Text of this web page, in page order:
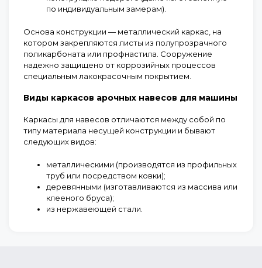
по индивидуальным замерам).
Основа конструкции — металлический каркас, на
котором закрепляются листы из полупрозрачного
поликарбоната или профнастила. Сооружение
надежно защищено от коррозийных процессов
специальным лакокрасочным покрытием.
Виды каркасов арочных навесов для машины
Каркасы для навесов отличаются между собой по
типу материала несущей конструкции и бывают
следующих видов:
металлическими (производятся из профильных
труб или посредством ковки);
деревянными (изготавливаются из массива или
клееного бруса);
из нержавеющей стали